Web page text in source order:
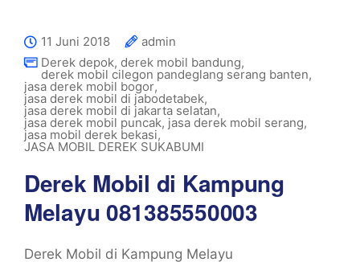
11 Juni 2018
admin
Derek depok, derek mobil bandung,
derek mobil cilegon pandeglang serang banten,
jasa derek mobil bogor,
jasa derek mobil di jabodetabek,
jasa derek mobil di jakarta selatan,
jasa derek mobil puncak, jasa derek mobil serang,
jasa mobil derek bekasi,
JASA MOBIL DEREK SUKABUMI
Derek Mobil di Kampung
Melayu 081385550003
Derek Mobil di Kampung Melayu